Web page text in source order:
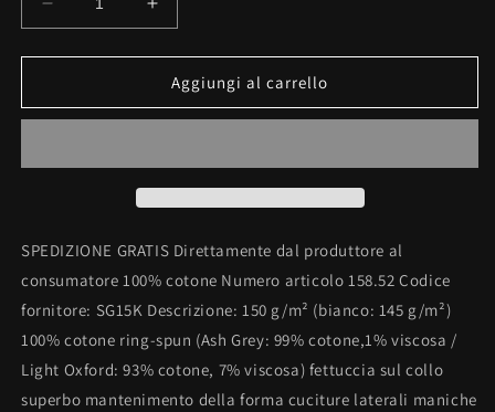
Diminuisci
quantità
per
unisex
JUST
LATER
Aumenta
quantità
per
Maglietta
unisex
JUST
LATER
Aggiungi al carrello
SPEDIZIONE GRATIS Direttamente dal produttore al
consumatore 100% cotone Numero articolo 158.52 Codice
fornitore: SG15K Descrizione: 150 g/m² (bianco: 145 g/m²)
100% cotone ring-spun (Ash Grey: 99% cotone,1% viscosa /
Light Oxford: 93% cotone, 7% viscosa) fettuccia sul collo
superbo mantenimento della forma cuciture laterali maniche